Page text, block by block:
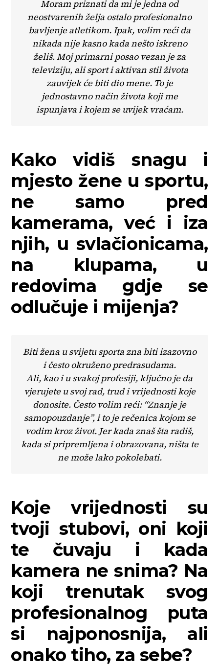
Moram priznati da mi je jedna od
neostvarenih želja ostalo profesionalno
bavljenje atletikom. Ipak, volim reći da
nikada nije kasno kada nešto iskreno
želiš. Moj primarni posao vezan je za
televiziju, ali sport i aktivan stil života
zauvijek će biti dio mene. To je
jednostavno način života koji me
ispunjava i kojem se uvijek vraćam.
Kako vidiš snagu i
mjesto žene u sportu,
ne samo pred
kamerama, već i iza
njih, u svlačionicama,
na klupama, u
redovima gdje se
odlučuje i mijenja?
Biti žena u svijetu sporta zna biti izazovno
i često okruženo predrasudama.
Ali, kao i u svakoj profesiji, ključno je da
vjerujete u svoj rad, trud i vrijednosti koje
donosite. Često volim reći: “Znanje je
samopouzdanje”, i to je rečenica kojom se
vodim kroz život. Jer kada znaš šta radiš,
kada si pripremljena i obrazovana, ništa te
ne može lako pokolebati.
Koje vrijednosti su
tvoji stubovi, oni koji
te čuvaju i kada
kamera ne snima? Na
koji trenutak svog
profesionalnog puta
si najponosnija, ali
onako tiho, za sebe?